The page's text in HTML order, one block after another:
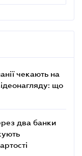
чекають на
що
два банки